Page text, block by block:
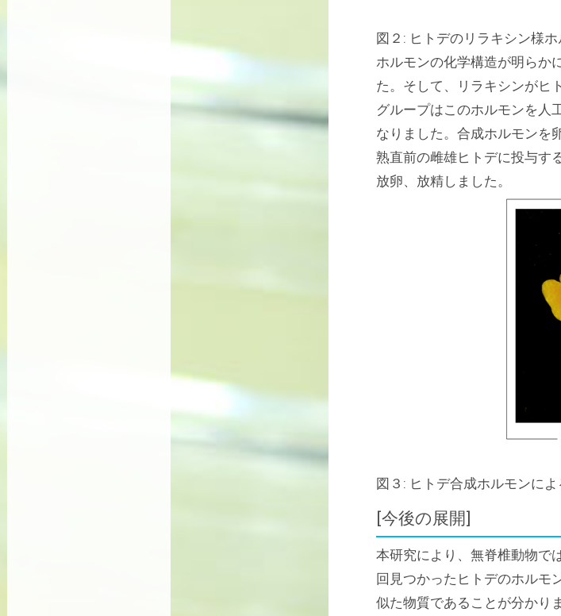
図２: ヒトデのリラキシン様
ホルモンの化学構造が明らか
た。そして、リラキシンがヒ
グループはこのホルモンを人
なりました。合成ホルモンを
熟直前の雌雄ヒトデに投与す
放卵、放精しました。
図３: ヒトデ合成ホルモンに
[今後の展開]
本研究により、無脊椎動物で
回見つかったヒトデのホルモ
似た物質であることが分かり